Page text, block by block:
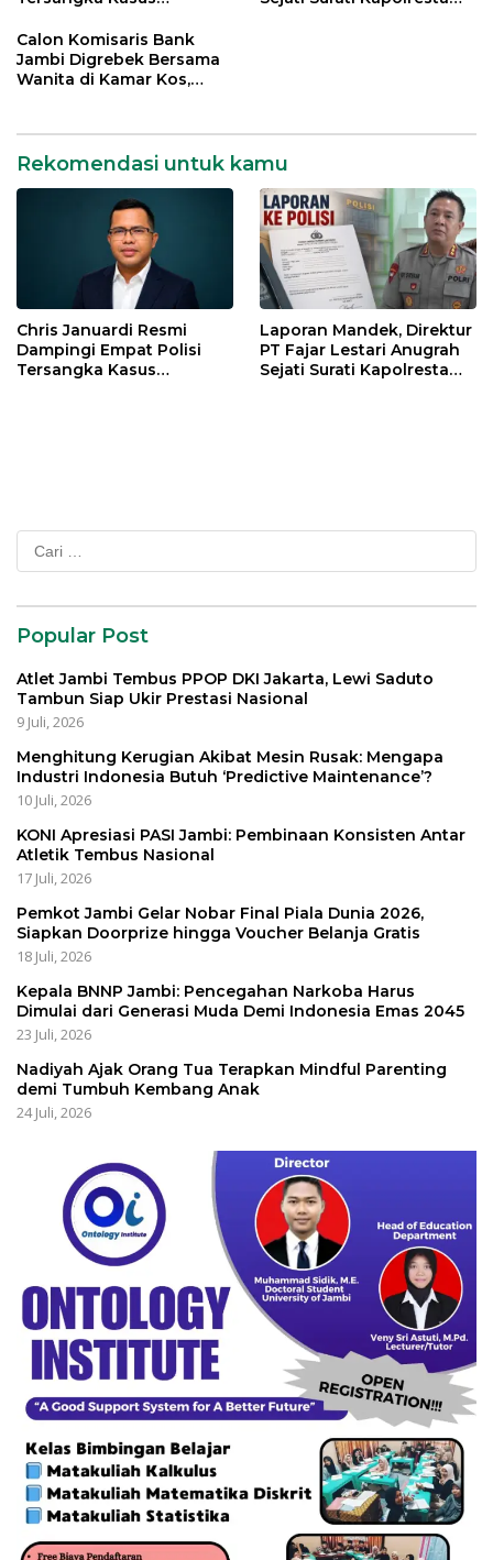
EWS
Calon Komisaris Bank
Jambi Digrebek Bersama
Wanita di Kamar Kos,
Rekomendasi untuk kamu
Chris Januardi Resmi
Dampingi Empat Polisi
Tersangka Kasus
Laporan Mandek, Direktur
PT Fajar Lestari Anugrah
Sejati Surati Kapolresta
Cari
untuk:
Popular Post
Atlet Jambi Tembus PPOP DKI Jakarta, Lewi Saduto
Tambun Siap Ukir Prestasi Nasional
9 Juli, 2026
Menghitung Kerugian Akibat Mesin Rusak: Mengapa
Industri Indonesia Butuh ‘Predictive Maintenance’?
10 Juli, 2026
KONI Apresiasi PASI Jambi: Pembinaan Konsisten Antar
Atletik Tembus Nasional
17 Juli, 2026
Pemkot Jambi Gelar Nobar Final Piala Dunia 2026,
Siapkan Doorprize hingga Voucher Belanja Gratis
18 Juli, 2026
Kepala BNNP Jambi: Pencegahan Narkoba Harus
Dimulai dari Generasi Muda Demi Indonesia Emas 2045
23 Juli, 2026
Nadiyah Ajak Orang Tua Terapkan Mindful Parenting
demi Tumbuh Kembang Anak
24 Juli, 2026